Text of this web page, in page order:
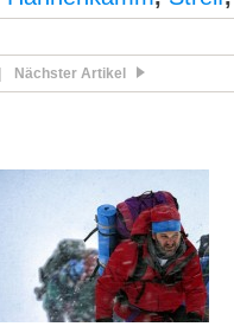
Nächster Artikel